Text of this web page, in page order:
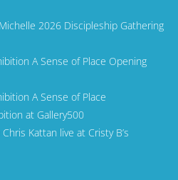
2026 Discipleship Gathering
A Sense of Place Opening
A Sense of Place
at Gallery500
Kattan live at Cristy B’s